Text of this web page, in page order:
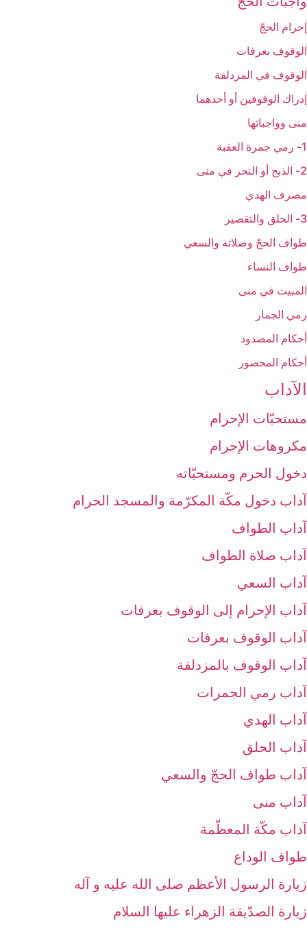
إحرام الحجّ‏
الوقوف بعرفات‏
الوقوف في المزدلفة
إدراك الوقوفين أو أحدهما
منى وواجباتها
1- رمي جمرة العقبة
2- الذبح أو النحر في منى
مصرف الهدي
3- الحلق والتقصير
طواف الحجّ وصلاته والسعي‏
طواف النساء
المبيت في منى‏
رمي الجمار
أحكام المصدود
أحكام المحصور
الآداب‏
مستحبّات الإحرام
مكروهات الإحرام‏
دخول الحرم ومستحبّاته‏
آداب دخول مكّة المكرّمة والمسجد الحرام‏
آداب الطواف‏
آداب صلاة الطواف‏
آداب السعي‏
آداب الإحرام إلى الوقوف بعرفات‏
آداب الوقوف بعرفات‏
آداب الوقوف بالمزدلفة
آداب رمي الجمرات‏
آداب الهدي‏
آداب الحلق‏
آداب طواف الحجّ والسعي‏
آداب منى‏
آداب مكّة المعظّمة
طواف الوداع‏
زيارة الرسول الأعظم صلى الله عليه و آله‏
زيارة الصدّيقة الزهراء عليها السلام‏